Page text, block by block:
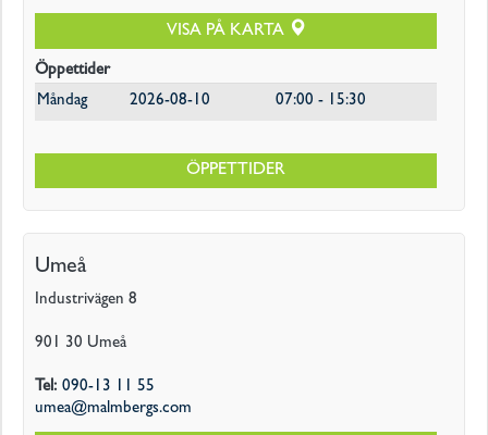
VISA PÅ KARTA
Öppettider
Måndag
2026-08-10 07:00 - 15:30
ÖPPETTIDER
Umeå
Industrivägen 8
901 30 Umeå
Tel: 090-13 11 55
umea@malmbergs.com